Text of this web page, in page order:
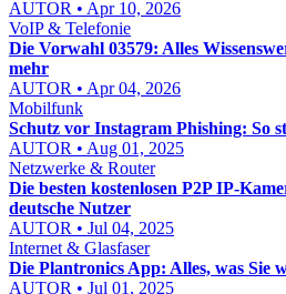
AUTOR • Apr 10, 2026
VoIP & Telefonie
Die Vorwahl 03579: Alles
mehr
AUTOR • Apr 04, 2026
Mobilfunk
Schutz vor Instagram Phishing: So
AUTOR • Aug 01, 2025
Netzwerke & Router
Die besten kostenlosen P2P IP-
deutsche Nutzer
AUTOR • Jul 04, 2025
Internet & Glasfaser
Die Plantronics App: Alles, was Sie
AUTOR • Jul 01, 2025